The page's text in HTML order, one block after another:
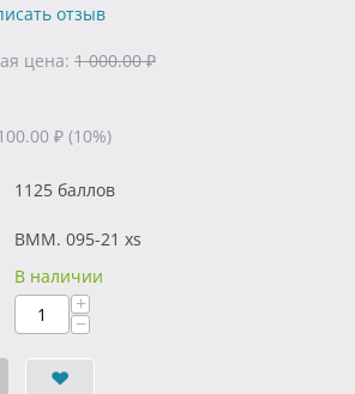
отзыв
цена: 1 000.00 ₽
₽ (10%)
1125 баллов
BMM. 095-21 xs
В наличии
+
−